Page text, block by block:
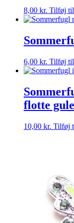
8,00 kr. Tilføj
6,00 kr. Tilføj
flotte
10,00 kr. Tilføj